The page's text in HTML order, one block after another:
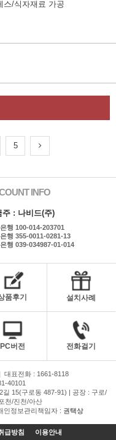
스/식자재료 가공
5
INFO
주 : 나비드(주)
행 100-014-203701
행 355-0011-0281-13
행 039-034987-01-014
품후기 설치사례
PC버전 전화걸기
대표전화 : 1661-8118
40101
15(구로동 487-91) | 공장 : 구로/
천/진천/아산
인정보관리책임자 : 권택상
급방침 이용안내